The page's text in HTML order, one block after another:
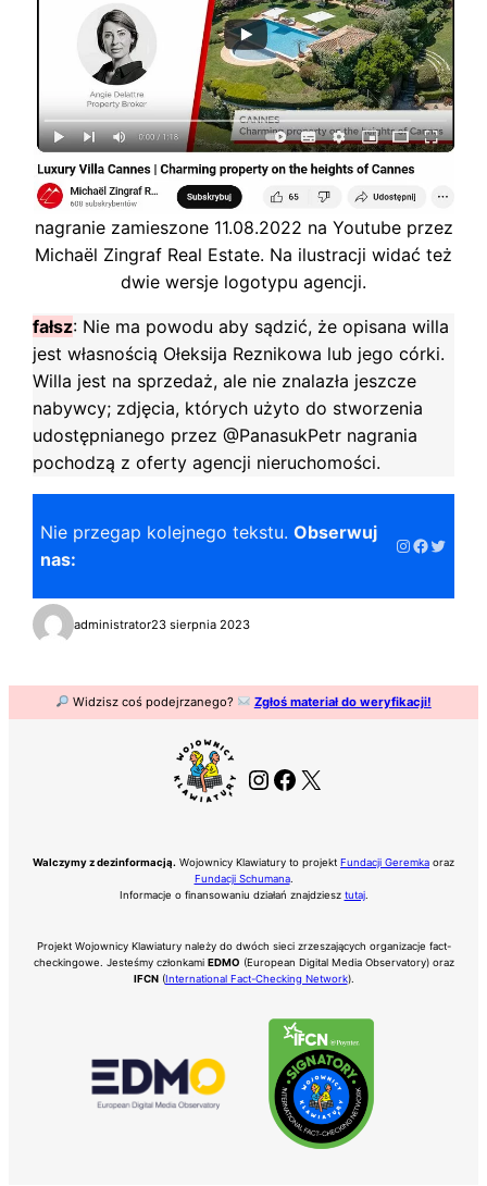
nagranie zamieszone 11.08.2022 na Youtube przez
Michaël Zingraf Real Estate. Na ilustracji widać też
dwie wersje logotypu agencji.
fałsz: Nie ma powodu aby sądzić, że opisana willa
jest własnością Ołeksija Reznikowa lub jego córki.
Willa jest na sprzedaż, ale nie znalazła jeszcze
nabywcy; zdjęcia, których użyto do stworzenia
udostępnianego przez @PanasukPetr nagrania
pochodzą z oferty agencji nieruchomości.
Nie przegap kolejnego tekstu.Obserwuj
nas:
Instagram
Twitter
administrator23 sierpnia 2023
Widzisz coś podejrzanego? Zgłoś materiał do weryfikacji!
Instagram
Facebook
X
Walczymy z dezinformacją. Wojownicy Klawiatury to projekt Fundacji Geremka oraz
Fundacji Schumana.
Informacje o finansowaniu działań znajdziesz tutaj.
Projekt Wojownicy Klawiatury należy do dwóch sieci zrzeszających organizacje fact-
checkingowe. Jesteśmy członkami EDMO (European Digital Media Observatory) oraz
IFCN(International Fact-Checking Network).